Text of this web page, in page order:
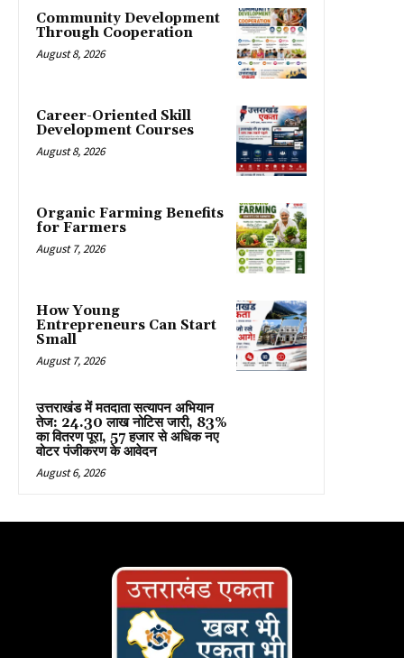
Community Development
Through Cooperation
August 8, 2026
Career-Oriented Skill
Development Courses
August 8, 2026
Organic Farming Benefits
for Farmers
August 7, 2026
How Young
Entrepreneurs Can Start
Small
August 7, 2026
उत्तराखंड में मतदाता सत्यापन अभियान
तेज: 24.30 लाख नोटिस जारी, 83%
का वितरण पूरा, 57 हजार से अधिक नए
वोटर पंजीकरण के आवेदन
August 6, 2026